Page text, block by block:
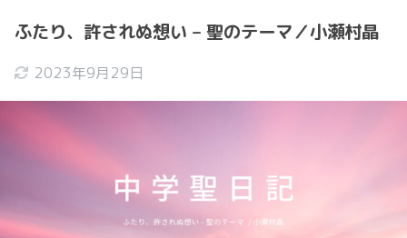
ふたり、許されぬ想い – 聖のテーマ／小瀬村晶
2023年9月29日